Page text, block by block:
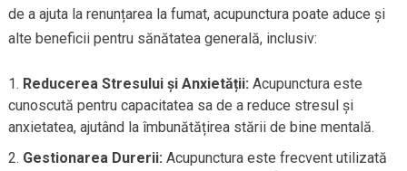
de a ajuta la renunțarea la fumat, acupunctura poate aduce și
alte beneficii pentru sănătatea generală, inclusiv:
Reducerea Stresului și Anxietății: Acupunctura este
cunoscută pentru capacitatea sa de a reduce stresul și
anxietatea, ajutând la îmbunătățirea stării de bine mentală.
Gestionarea Durerii: Acupunctura este frecvent utilizată